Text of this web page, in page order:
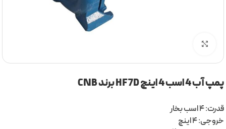
پمپ آب 4 اسب 4 اینچ HF7D برند CNB
قدرت: 4 اسب بخار
خروجی: 4 اینچ